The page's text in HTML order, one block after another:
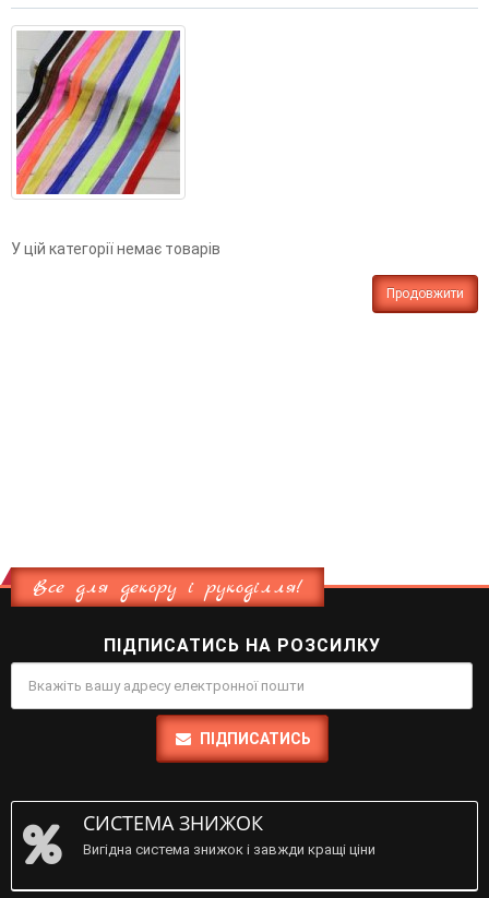
У цій категорії немає товарів
Продовжити
Все для декору і рукоділля!
ПІДПИСАТИСЬ НА РОЗСИЛКУ
ПІДПИСАТИСЬ
СИСТЕМА ЗНИЖОК
Вигідна система знижок і завжди кращі ціни